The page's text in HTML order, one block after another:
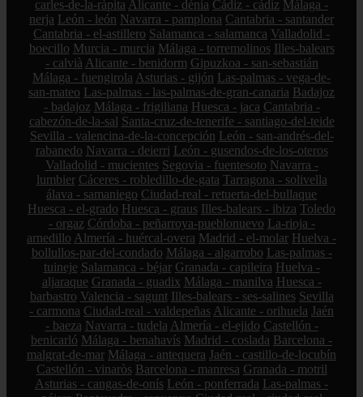
carles-de-la-ràpita Alicante - dénia Cádiz - cádiz Málaga -
nerja León - león Navarra - pamplona Cantabria - santander
Cantabria - el-astillero Salamanca - salamanca Valladolid -
boecillo Murcia - murcia Málaga - torremolinos Illes-balears
- calvià Alicante - benidorm Gipuzkoa - san-sebastián
Málaga - fuengirola Asturias - gijón Las-palmas - vega-de-
san-mateo Las-palmas - las-palmas-de-gran-canaria Badajoz
- badajoz Málaga - frigiliana Huesca - jaca Cantabria -
cabezón-de-la-sal Santa-cruz-de-tenerife - santiago-del-teide
Sevilla - valencina-de-la-concepción León - san-andrés-del-
rabanedo Navarra - deierri León - gusendos-de-los-oteros
Valladolid - mucientes Segovia - fuentesoto Navarra -
lumbier Cáceres - robledillo-de-gata Tarragona - solivella
álava - samaniego Ciudad-real - retuerta-del-bullaque
Huesca - el-grado Huesca - graus Illes-balears - ibiza Toledo
- orgaz Córdoba - peñarroya-pueblonuevo La-rioja -
arnedillo Almería - huércal-overa Madrid - el-molar Huelva -
bollullos-par-del-condado Málaga - algarrobo Las-palmas -
tuineje Salamanca - béjar Granada - capileira Huelva -
aljaraque Granada - guadix Málaga - manilva Huesca -
barbastro Valencia - sagunt Illes-balears - ses-salines Sevilla
- carmona Ciudad-real - valdepeñas Alicante - orihuela Jaén
- baeza Navarra - tudela Almería - el-ejido Castellón -
benicarló Málaga - benahavís Madrid - coslada Barcelona -
malgrat-de-mar Málaga - antequera Jaén - castillo-de-locubín
Castellón - vinaròs Barcelona - manresa Granada - motril
Asturias - cangas-de-onís León - ponferrada Las-palmas -